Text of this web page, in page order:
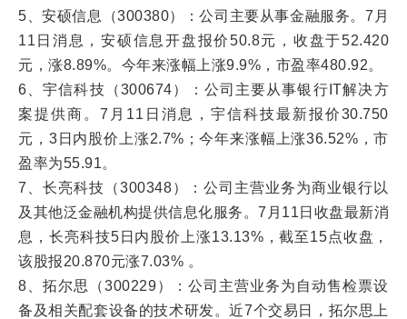
5、安硕信息（300380）：公司主要从事金融服务。7月
11日消息，安硕信息开盘报价50.8元，收盘于52.420
元，涨8.89%。今年来涨幅上涨9.9%，市盈率480.92。
6、宇信科技（300674）：公司主要从事银行IT解决方
案提供商。7月11日消息，宇信科技最新报价30.750
元，3日内股价上涨2.7%；今年来涨幅上涨36.52%，市
盈率为55.91。
7、长亮科技（300348）：公司主营业务为商业银行以
及其他泛金融机构提供信息化服务。7月11日收盘最新消
息，长亮科技5日内股价上涨13.13%，截至15点收盘，
该股报20.870元涨7.03% 。
8、拓尔思（300229）：公司主营业务为自动售检票设
备及相关配套设备的技术研发。近7个交易日，拓尔思上